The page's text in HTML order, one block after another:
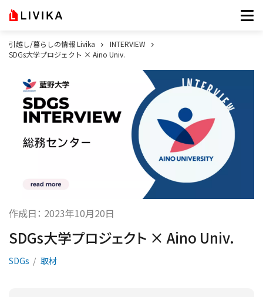
引越し/暮らしの情報 Livika
INTERVIEW
SDGs大学プロジェクト × Aino Univ.
作成日： 2023年10月20日
SDGs大学プロジェクト × Aino Univ.
SDGs 取材